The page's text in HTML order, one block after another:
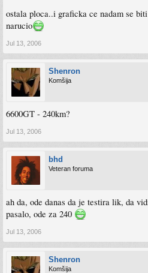
ostala ploca..i graficka ce nadam se
narucio
Jul 13, 2006
Shenron
Komšija
6600GT - 240km?
Jul 13, 2006
bhd
Veteran foruma
ah da, ode danas da je testira lik, da
pasalo, ode za 240
Jul 13, 2006
Shenron
Komšija